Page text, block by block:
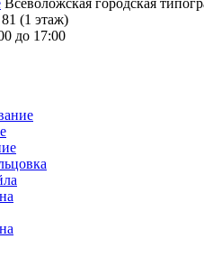
Всеволожская городская
(1 этаж)
до 17:00